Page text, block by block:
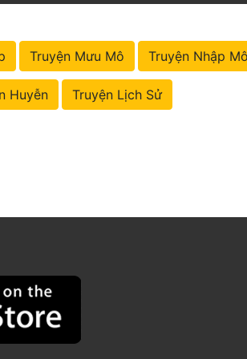
Truyện Mưu Mô Truyện Nhập
Huyễn Truyện Lịch Sử